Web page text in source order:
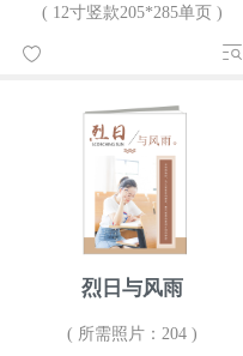
( 12寸竖款205*285单页 )
烈日与风雨
( 所需照片：204 )